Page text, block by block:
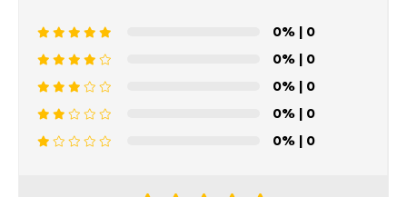
0% | 0
0% | 0
0% | 0
0% | 0
0% | 0